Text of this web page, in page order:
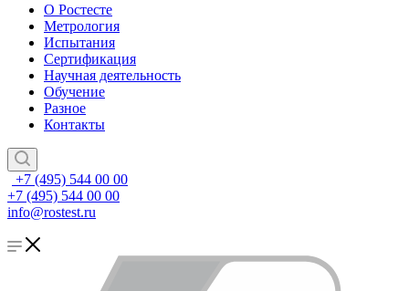
О Ростесте
Метрология
Испытания
Сертификация
Научная деятельность
Обучение
Разное
Контакты
+7 (495) 544 00 00
+7 (495) 544 00 00
info@rostest.ru